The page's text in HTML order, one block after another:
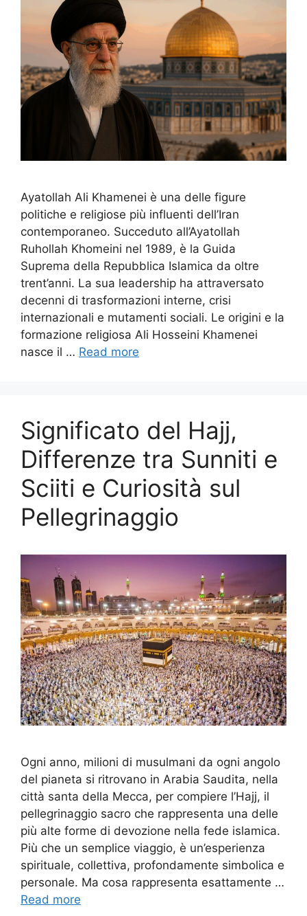
Ayatollah Ali Khamenei è una delle figure
politiche e religiose più influenti dell’Iran
contemporaneo. Succeduto all’Ayatollah
Ruhollah Khomeini nel 1989, è la Guida
Suprema della Repubblica Islamica da oltre
trent’anni. La sua leadership ha attraversato
decenni di trasformazioni interne, crisi
internazionali e mutamenti sociali. Le origini e la
formazione religiosa Ali Hosseini Khamenei
nasce il … Read more
Significato del Hajj,
Differenze tra Sunniti e
Sciiti e Curiosità sul
Pellegrinaggio
Ogni anno, milioni di musulmani da ogni angolo
del pianeta si ritrovano in Arabia Saudita, nella
città santa della Mecca, per compiere l’Hajj, il
pellegrinaggio sacro che rappresenta una delle
più alte forme di devozione nella fede islamica.
Più che un semplice viaggio, è un’esperienza
spirituale, collettiva, profondamente simbolica e
personale. Ma cosa rappresenta esattamente …
Read more